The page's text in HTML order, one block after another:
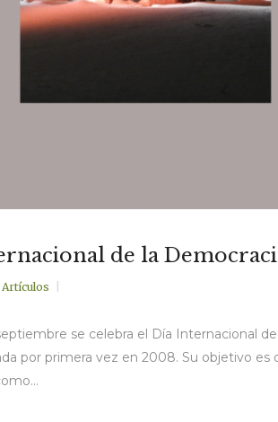
de la
Artículos
se celebra el Día Internacional
por primera vez en 2008. Su objetivo